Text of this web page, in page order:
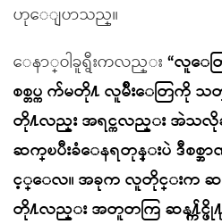
ဟုေျပာသည္။
ေနာ္ဝါခူရွီးကလည္း “လူေ
စစ္တပ္က က်မတို႔ လူမ်ိဳးေတြကို သ
တို႔လည္း အရင္ကလည္း အဲ
ဆက္ၿပီးခံေနရတုန္းပဲ ဒီစစ္
င့္ေလ။ အခုက လူတိုင္းက ဆန
တို႔လည္း အတူတကြ ဆန႔္က်င္ဖို႔